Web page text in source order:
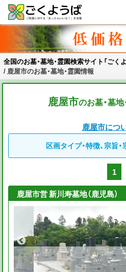
Skip
content
全国のお墓・墓地・霊園検索サイト
ご供養をもっと身近に
全国のお墓・墓地・霊園検索サイト「ごく
/ 鹿屋市のお墓・墓地・霊園情報
鹿屋市のお墓・墓
鹿屋市につ
区画タイプ・特徴、宗旨
1
鹿屋市営 新川寿墓地（鹿児島）